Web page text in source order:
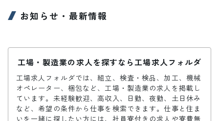
お知らせ・最新情報
工場・製造業の求人を探すなら工場求人フォルダ
工場求人フォルダでは、組立、検査・検品、加工、機械
オペレーター、梱包など、工場・製造業の求人を掲載し
ています。未経験歓迎、高収入、日勤、夜勤、土日休み
など、希望の条件から仕事を検索できます。仕事と住ま
いを一緒に探したい方には、社員寮付きの求人や寮費無